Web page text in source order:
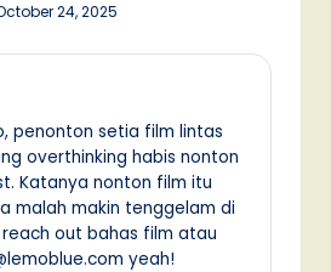
24, 2025
penonton setia film lintas
overthinking habis nonton
Katanya nonton film itu
malah makin tenggelam di
out bahas film atau
yeah!